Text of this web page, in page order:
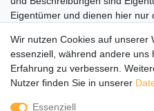
Eigentümer und dienen hier nur
Die durchgestrichenen Preise
Herstellers.
LEGO, das LEGO Logo, die
urheberrechtlich geschützte
Wir nutzen Cookies auf unserer
essenziell, während andere
Erfahrung zu verbessern.
Nutzer finden Sie in unserer
Essenziell